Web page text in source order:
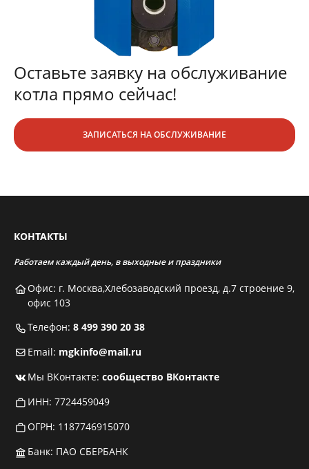
Оставьте заявку на обслуживание
котла прямо сейчас!
ЗАПИСАТЬСЯ НА ОБСЛУЖИВАНИЕ
КОНТАКТЫ
Работаем каждый день, в выходные и праздники
Офис: г. Москва,Хлебозаводский проезд, д.7 строение 9,
офис 103
Телефон: 8 499 390 20 38
Email: mgkinfo@mail.ru
Мы ВКонтакте: сообщество ВКонтакте
ИНН: 7724459049
ОГРН: 1187746915070
Банк: ПАО СБЕРБАНК